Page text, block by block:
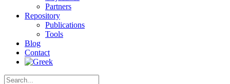
Partners
Repository
Publications
Tools
Blog
Contact